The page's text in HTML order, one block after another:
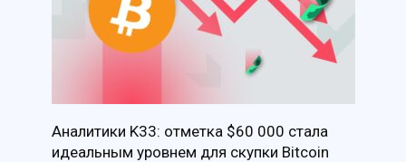
Аналитики K33: отметка $60 000 стала
идеальным уровнем для скупки Bitcoin